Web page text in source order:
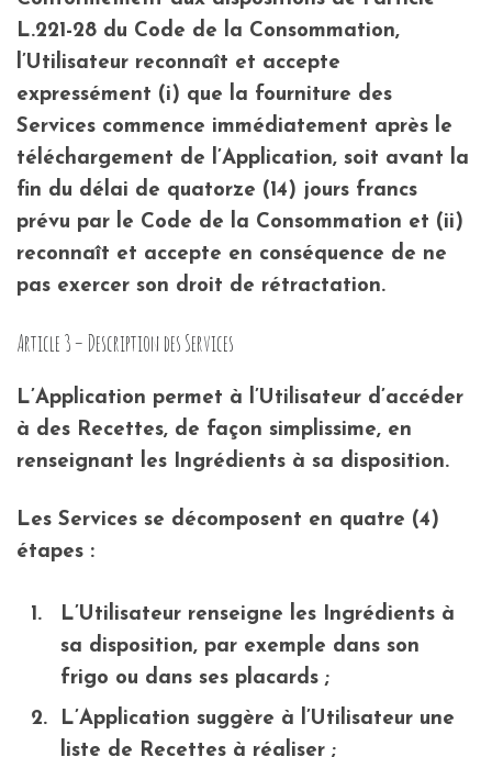
L.221-28 du Code de la Consommation,
l’Utilisateur reconnaît et accepte
expressément (i) que la fourniture des
Services commence immédiatement après le
téléchargement de l’Application, soit avant la
fin du délai de quatorze (14) jours francs
prévu par le Code de la Consommation et (ii)
reconnaît et accepte en conséquence de ne
pas exercer son droit de rétractation.
Article 3 – Description des Services
L’Application permet à l’Utilisateur d’accéder
à des Recettes, de façon simplissime, en
renseignant les Ingrédients à sa disposition.
Les Services se décomposent en quatre (4)
étapes :
L’Utilisateur renseigne les Ingrédients à
sa disposition, par exemple dans son
frigo ou dans ses placards ;
L’Application suggère à l’Utilisateur une
liste de Recettes à réaliser ;